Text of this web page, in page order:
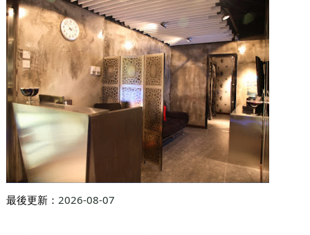
最後更新：2026-08-07
Amaze Productions Studio
地區: 荃灣電話:67799027
服務包括：
Kpop舞 普拉提
哈達瑜珈